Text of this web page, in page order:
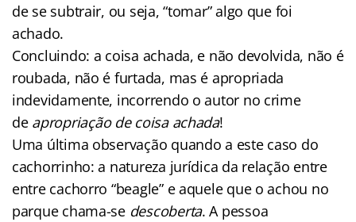
de se subtrair, ou seja, “tomar” algo que foi
achado.
Concluindo: a coisa achada, e não devolvida, não é
roubada, não é furtada, mas é apropriada
indevidamente, incorrendo o autor no crime
de apropriação de coisa achada!
Uma última observação quando a este caso do
cachorrinho: a natureza jurídica da relação entre
entre cachorro “beagle” e aquele que o achou no
parque chama-se descoberta. A pessoa